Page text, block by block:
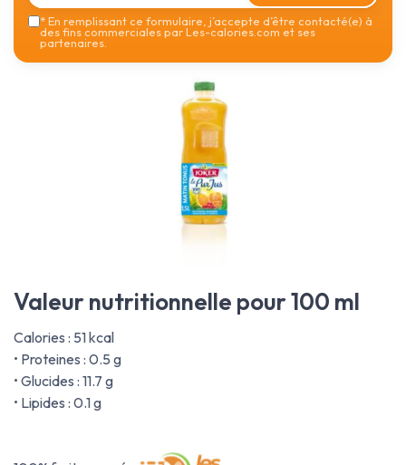
*En remplissant ce formulaire, j’accepte d’être contacté(e) à
des fins commerciales par Les-calories.com et ses
partenaires.
Valeur nutritionnelle pour 100 ml
Calories : 51 kcal
• Proteines : 0.5 g
• Glucides : 11.7 g
• Lipides : 0.1 g